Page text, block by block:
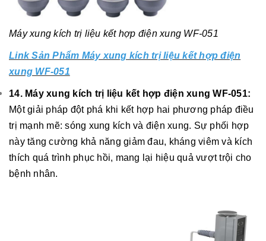
Máy xung kích trị liệu kết hợp điện xung WF-051
Link Sản Phẩm Máy xung kích trị liệu kết hợp điện
xung WF-051
14. Máy xung kích trị liệu kết hợp điện xung WF-051:
Một giải pháp đột phá khi kết hợp hai phương pháp điều
trị mạnh mẽ: sóng xung kích và điện xung. Sự phối hợp
này tăng cường khả năng giảm đau, kháng viêm và kích
thích quá trình phục hồi, mang lại hiệu quả vượt trội cho
bệnh nhân.